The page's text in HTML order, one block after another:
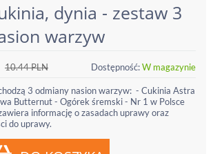
dynia - zestaw 3
warzyw
10.44PLN Dostępność:W magazynie
3 odmiany nasion warzyw: - Cukinia Astra
Butternut - Ogórek śremski - Nr 1 w Polsce
informację o zasadach uprawy oraz
do uprawy.